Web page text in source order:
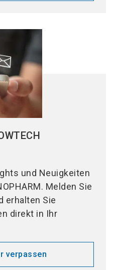
und Neuigkeiten
Melden Sie
erhalten Sie
direkt in Ihr
verpassen